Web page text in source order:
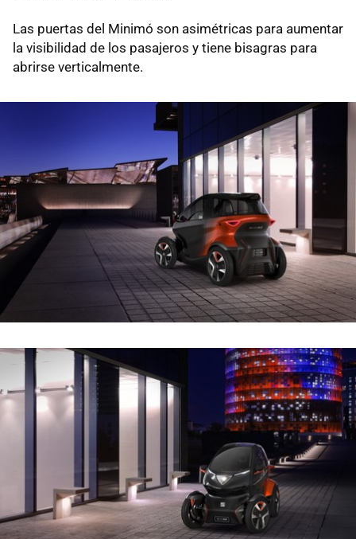
Las puertas del Minimó son asimétricas para aumentar
la visibilidad de los pasajeros y tiene bisagras para
abrirse verticalmente.